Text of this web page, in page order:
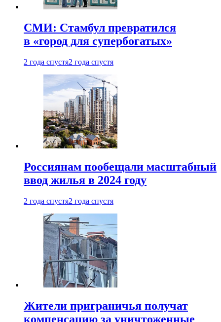
СМИ: Стамбул превратился
в «город для супербогатых»
2 года спустя2 года спустя
Россиянам пообещали масштабный
ввод жилья в 2024 году
2 года спустя2 года спустя
Жители приграничья получат
компенсацию за уничтоженные